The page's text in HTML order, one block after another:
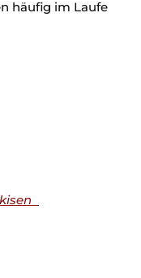
häufig im Laufe